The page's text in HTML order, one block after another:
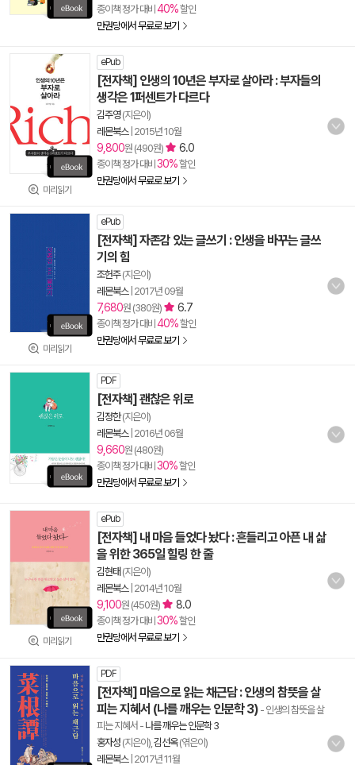
종이책 정가 대비 40%할인
만권당에서 무료로 보기
미리읽기
ePub
[전자책] 인생의 10년은 부자로 살아라 : 부자들의
생각은 1퍼센트가 다르다
김주영(지은이)
레몬북스| 2015년 10월
9,800원 (490원) 6.0
종이책 정가 대비 30%할인
만권당에서 무료로 보기
미리읽기
ePub
[전자책] 자존감 있는 글쓰기 : 인생을 바꾸는 글쓰
기의 힘
조헌주(지은이)
레몬북스| 2017년 09월
7,680원 (380원) 6.7
종이책 정가 대비 40%할인
만권당에서 무료로 보기
PDF
[전자책] 괜찮은 위로
김정한(지은이)
레몬북스| 2016년 06월
9,660원 (480원)
종이책 정가 대비 30%할인
만권당에서 무료로 보기
미리읽기
ePub
[전자책] 내 마음 들었다 놨다 : 흔들리고 아픈 내 삶
을 위한 365일 힐링 한 줄
김현태 (지은이)
레몬북스| 2014년 10월
9,100원 (450원) 8.0
종이책 정가 대비 30%할인
만권당에서 무료로 보기
PDF
[전자책] 마음으로 읽는 채근담 : 인생의 참뜻을 살
피는 지혜서 (나를 깨우는 인문학 3) - 인생의 참뜻을 살
피는 지혜서 - 나를 깨우는 인문학 3
홍자성 (지은이), 김선옥(엮은이)
레몬북스| 2017년 11월